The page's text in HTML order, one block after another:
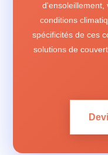
d'ensoleillement,
conditions
spécificités de ces
solutions de